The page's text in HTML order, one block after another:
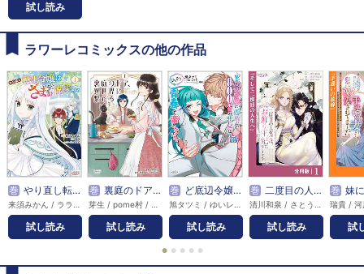
試し読み
ラワーレコミックスの他の作品
巻 やり直し転生令嬢はざまぁしたいのに溺愛される
試し読み
巻 裏庭のドア、異世界に繋がる
試し読み
巻 ど底辺令嬢に憑依した800年前の悪女はひっそり青春を楽しんでいる。
試し読み
巻 二度目の人生では、お飾り王妃になりません！【分冊版】
試し読み
巻 妹に結婚を押し付けられた手違い
試
● ● ● ● ●